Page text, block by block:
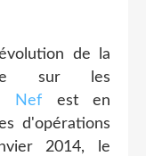
de la
sur les
Nef est en
d'opérations
2014, le